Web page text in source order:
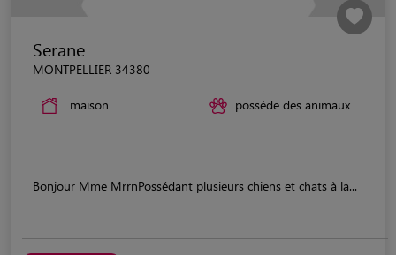
Serane
MONTPELLIER 34380
maison possède des animaux
Bonjour Mme MrrnPossédant plusieurs chiens et chats à la...